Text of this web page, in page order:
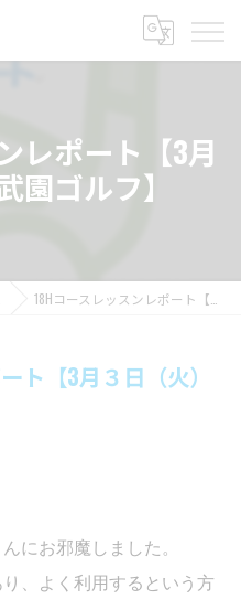
レポート【3月
園ゴルフ】
18Hコースレッスンレポート【3月３日（火）西武園ゴルフ】
ト【3月３日（火）
にお邪魔しました。
、よく利用するという方